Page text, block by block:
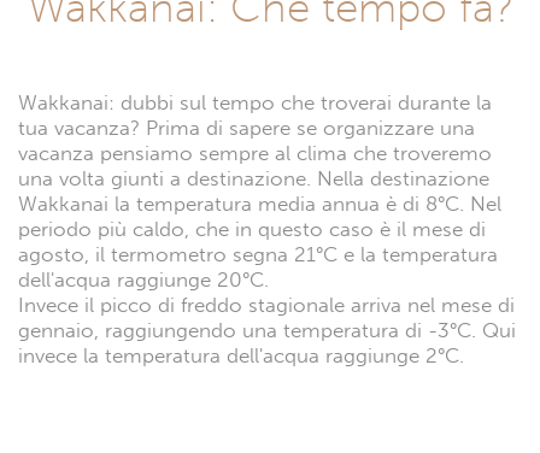
Wakkanai: dubbi sul tempo che troverai durante la
tua vacanza? Prima di sapere se organizzare una
vacanza pensiamo sempre al clima che troveremo
una volta giunti a destinazione. Nella destinazione
Wakkanai la temperatura media annua è di 8°C. Nel
periodo più caldo, che in questo caso è il mese di
agosto, il termometro segna 21°C e la temperatura
dell'acqua raggiunge 20°C.
Invece il picco di freddo stagionale arriva nel mese di
gennaio, raggiungendo una temperatura di -3°C. Qui
invece la temperatura dell'acqua raggiunge 2°C.